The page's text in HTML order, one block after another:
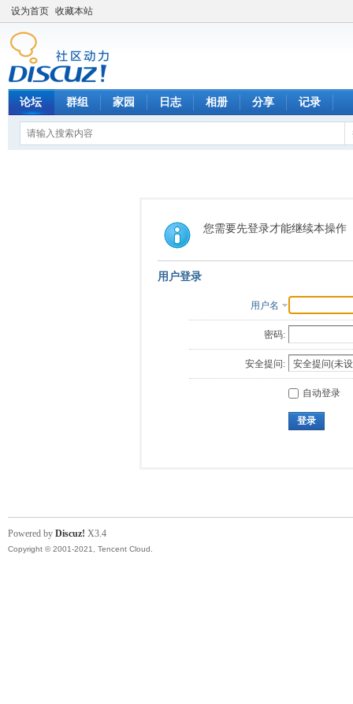
设为首页 收藏本站
论坛 群组 家园 日志 相册 分享 记录
您需要先登录才能继续本操作
用户登录
用户名
密码:
安全提问:
自动登录
登录
Powered by Discuz! X3.4
Copyright © 2001-2021, Tencent Cloud.